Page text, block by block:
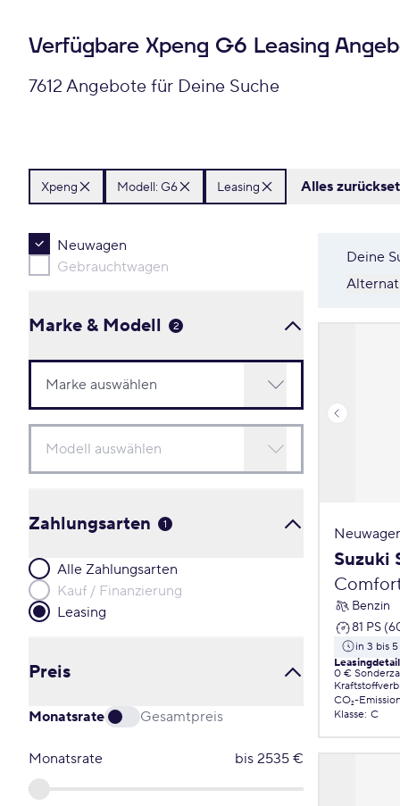
Verfügbare Xpeng G6 Leasing
7612 Angebote für Deine Suche
Xpeng Modell: G6 Leasing Alles
Neuwagen
Gebrauchtwagen
Marke & Modell 2
Zahlungsarten 1
Alle Zahlungsarten
Kauf / Finanzierung
Leasing
Preis
Monatsrate Gesamtpreis
Monatsrate bis 2535 €
Deine
Suzuki
Benzin
81 PS
in 3 bis
0 €
CO₂-
Klasse: C